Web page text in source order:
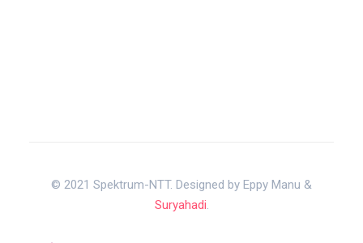
© 2021 Spektrum-NTT. Designed by Eppy Manu &
Suryahadi.